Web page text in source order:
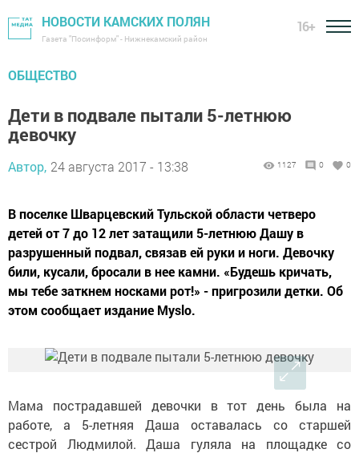
НОВОСТИ КАМСКИХ ПОЛЯН
Газета "Посинформ" - Нижнекамский район
16+
ОБЩЕСТВО
Дети в подвале пытали 5-летнюю
девочку
Автор, 24 августа 2017 - 13:38 1127 0 0
В поселке Шварцевский Тульской области четверо
детей от 7 до 12 лет затащили 5-летнюю Дашу в
разрушенный подвал, связав ей руки и ноги. Девочку
били, кусали, бросали в нее камни. «Будешь кричать,
мы тебе заткнем носками рот!» - пригрозили детки. Об
этом сообщает издание Myslo.
Мама пострадавшей девочки в тот день была на
работе, а 5-летняя Даша оставалась со старшей
сестрой Людмилой. Даша гуляла на площадке со